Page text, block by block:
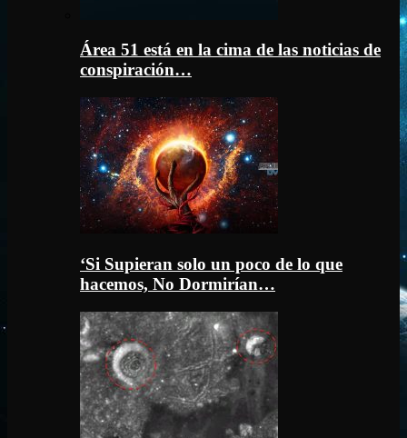
Área 51 está en la cima de las noticias de
conspiración…
‘Si Supieran solo un poco de lo que
hacemos, No Dormirían…